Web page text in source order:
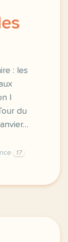
: les
|
du
17
usages de l ia